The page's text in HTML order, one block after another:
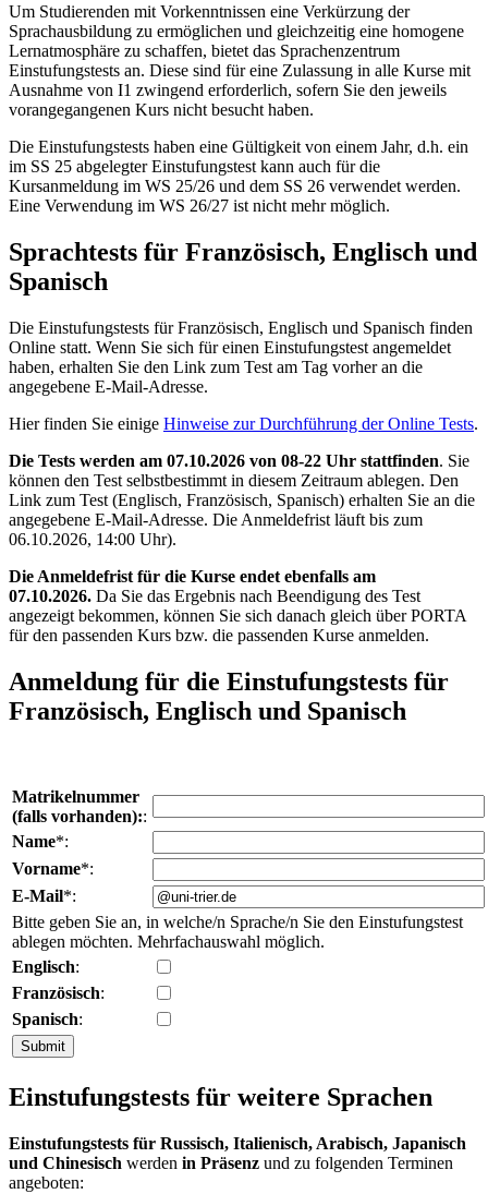
Um Studierenden mit Vorkenntnissen eine Verkürzung der
Sprachausbildung zu ermöglichen und gleichzeitig eine homogene
Lernatmosphäre zu schaffen, bietet das Sprachenzentrum
Einstufungstests an. Diese sind für eine Zulassung in alle Kurse mit
Ausnahme von I1 zwingend erforderlich, sofern Sie den jeweils
vorangegangenen Kurs nicht besucht haben.
Die Einstufungstests haben eine Gültigkeit von einem Jahr, d.h. ein
im SS 25 abgelegter Einstufungstest kann auch für die
Kursanmeldung im WS 25/26 und dem SS 26 verwendet werden.
Eine Verwendung im WS 26/27 ist nicht mehr möglich.
Sprachtests für Französisch, Englisch und
Spanisch
Die Einstufungstests für Französisch, Englisch und Spanisch finden
Online statt. Wenn Sie sich für einen Einstufungstest angemeldet
haben, erhalten Sie den Link zum Test am Tag vorher an die
angegebene E-Mail-Adresse.
Hier finden Sie einige Hinweise zur Durchführung der Online Tests.
Die Tests werden am 07.10.2026 von 08-22 Uhr stattfinden. Sie
können den Test selbstbestimmt in diesem Zeitraum ablegen. Den
Link zum Test (Englisch, Französisch, Spanisch) erhalten Sie an die
angegebene E-Mail-Adresse. Die Anmeldefrist läuft bis zum
06.10.2026, 14:00 Uhr).
Die Anmeldefrist für die Kurse endet ebenfalls am
07.10.2026. Da Sie das Ergebnis nach Beendigung des Test
angezeigt bekommen, können Sie sich danach gleich über PORTA
für den passenden Kurs bzw. die passenden Kurse anmelden.
Anmeldung für die Einstufungstests für
Französisch, Englisch und Spanisch
Matrikelnummer
(falls vorhanden)::
Name*:
Vorname*:
E-Mail*:
Bitte geben Sie an, in welche/n Sprache/n Sie den Einstufungstest
ablegen möchten. Mehrfachauswahl möglich.
Englisch:
Französisch:
Spanisch:
Einstufungstests für weitere Sprachen
Einstufungstests für Russisch, Italienisch, Arabisch, Japanisch
und Chinesisch werden in Präsenz und zu folgenden Terminen
angeboten: